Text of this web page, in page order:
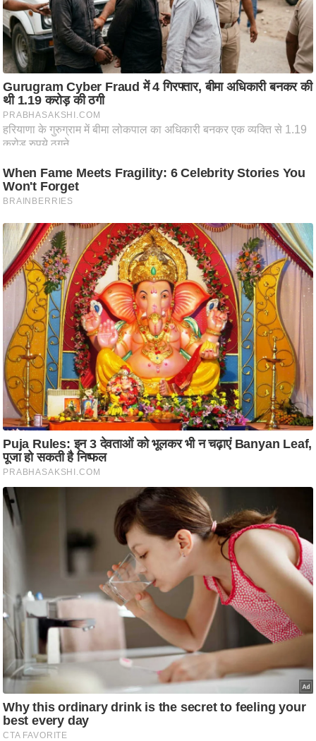
मि
स्तं
भ
ए
म
.
आ
र
आ
ई
चा
य
प
स
मी
क्षा
ध
र्म
ज्यो
ति
ष
प्र
भु
म
हि
र्म
स्थ
ल
व्र
त
त्यो
हा
र